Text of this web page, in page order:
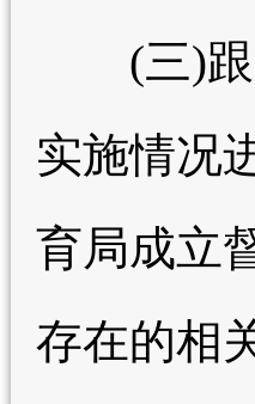
(三)跟踪
实施情况
育局成立
存在的相